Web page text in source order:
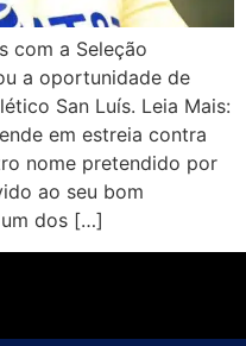
com a Seleção
a oportunidade de
San Luís. Leia Mais:
em estreia contra
nome pretendido por
ao seu bom
dos […]